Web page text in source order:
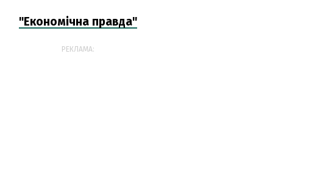
"Економічна правда"
РЕКЛАМА: